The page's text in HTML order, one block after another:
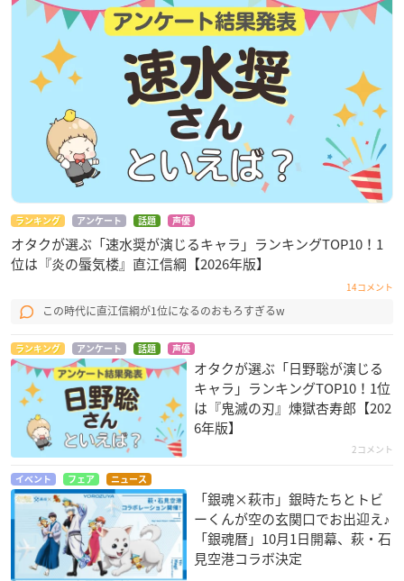
ランキング アンケート 話題 声優
オタクが選ぶ「速水奨が演じるキャラ」ランキングTOP10！1
位は『炎の蜃気楼』直江信綱【2026年版】
14コメント
この時代に直江信綱が1位になるのおもろすぎるw
ランキング アンケート 話題 声優
オタクが選ぶ「日野聡が演じる
キャラ」ランキングTOP10！1位
は『鬼滅の刃』煉󠄁獄杏寿郎【202
6年版】
2コメント
イベント フェア ニュース
「銀魂×萩市」銀時たちとトビ
ーくんが空の玄関口でお出迎え♪
「銀魂暦」10月1日開幕、萩・石
見空港コラボ決定